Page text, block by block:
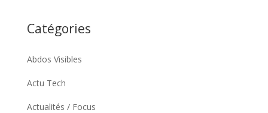
Catégories
Abdos Visibles
Actu Tech
Actualités / Focus